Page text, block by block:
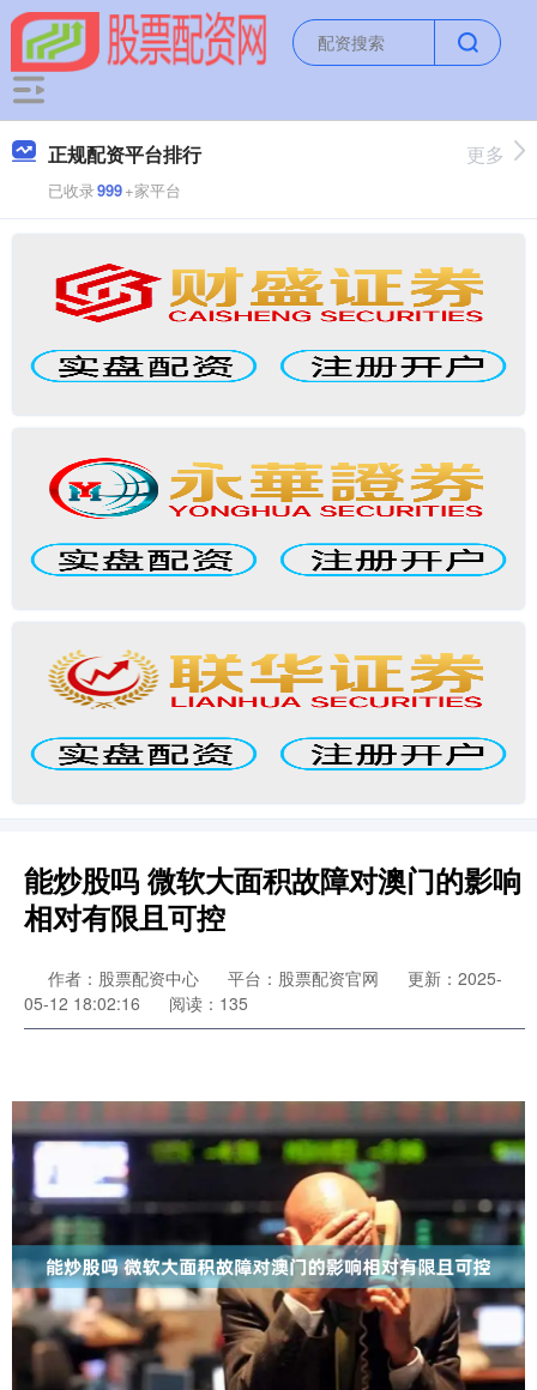
正规配资平台排行
已收录999+家平台
更多
能炒股吗 微软大面积故障对澳门的影响
相对有限且可控
作者：股票配资中心 平台：股票配资官网
更新：2025-
05-12 18:02:16
阅读：135